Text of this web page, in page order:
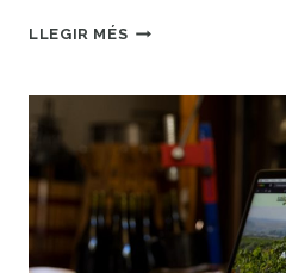
LLEGIR MÉSASSOCIACIÓ
DE
CATALUNYA
(APACAT)